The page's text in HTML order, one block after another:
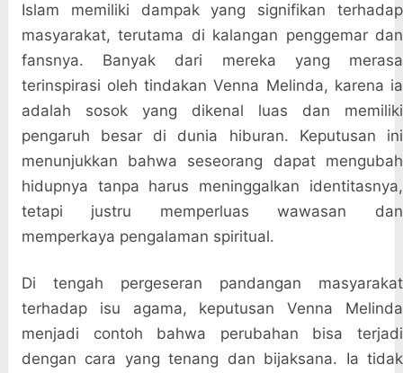
Islam memiliki dampak yang signifikan terhadap
masyarakat, terutama di kalangan penggemar dan
fansnya. Banyak dari mereka yang merasa
terinspirasi oleh tindakan Venna Melinda, karena ia
adalah sosok yang dikenal luas dan memiliki
pengaruh besar di dunia hiburan. Keputusan ini
menunjukkan bahwa seseorang dapat mengubah
hidupnya tanpa harus meninggalkan identitasnya,
tetapi justru memperluas wawasan dan
memperkaya pengalaman spiritual.
Di tengah pergeseran pandangan masyarakat
terhadap isu agama, keputusan Venna Melinda
menjadi contoh bahwa perubahan bisa terjadi
dengan cara yang tenang dan bijaksana. Ia tidak